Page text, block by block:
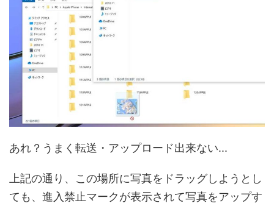
あれ？うまく転送・アップロード出来ない...
上記の通り、この場所に写真をドラッグしようとし
ても、進入禁止マークが表示されて写真をアップす